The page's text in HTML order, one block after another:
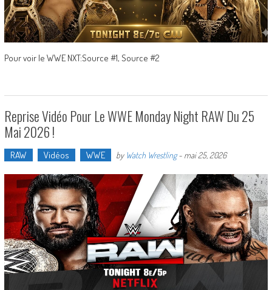
Pour voir le WWE NXT:Source #1, Source #2
Reprise Vidéo Pour Le WWE Monday Night RAW Du 25
Mai 2026 !
RAW Vidéos WWE by Watch Wrestling- mai 25, 2026